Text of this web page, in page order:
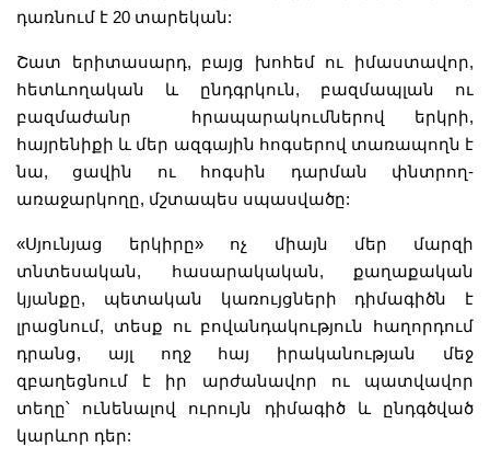
դառնում է 20 տարեկան:
Շատ երիտասարդ, բայց խոհեմ ու իմաստավոր,
հետևողական և ընդգրկուն, բազմապլան ու
բազմաժանր հրապարակումներով երկրի,
հայրենիքի և մեր ազգային հոգսերով տառապողն է
նա, ցավին ու հոգսին դարման փնտրող-
առաջարկողը, մշտապես սպասվածը:
«Սյունյաց երկիրը» ոչ միայն մեր մարզի
տնտեսական, հասարակական, քաղաքական
կյանքը, պետական կառույցների դիմագիծն է
լրացնում, տեսք ու բովանդակություն հաղորդում
դրանց, այլ ողջ հայ իրականության մեջ
զբաղեցնում է իր արժանավոր ու պատվավոր
տեղը՝ ունենալով ուրույն դիմագիծ և ընդգծված
կարևոր դեր: